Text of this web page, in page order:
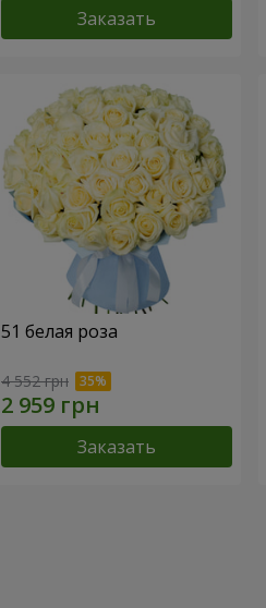
Заказать
51 белая роза
4 552 грн
Заказать